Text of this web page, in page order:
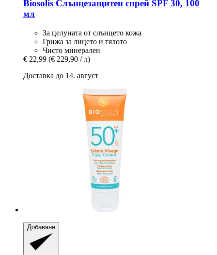
Biosolis Слънцезащитен спрей SPF 30, 100
мл
За целуната от слънцето кожа
Грижа за лицето и тялото
Чисто минерален
€ 22,99 (€ 229,90 / л)
Доставка до 14. август
Добавяне